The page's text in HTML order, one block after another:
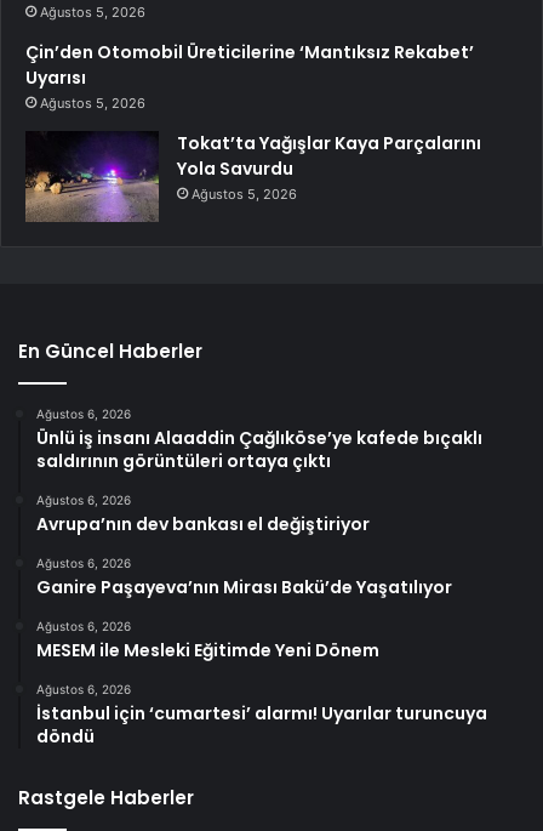
Ağustos 5, 2026
Çin’den Otomobil Üreticilerine ‘Mantıksız Rekabet’
Uyarısı
Ağustos 5, 2026
Tokat’ta Yağışlar Kaya Parçalarını
Yola Savurdu
Ağustos 5, 2026
En Güncel Haberler
Ağustos 6, 2026
Ünlü iş insanı Alaaddin Çağlıköse’ye kafede bıçaklı
saldırının görüntüleri ortaya çıktı
Ağustos 6, 2026
Avrupa’nın dev bankası el değiştiriyor
Ağustos 6, 2026
Ganire Paşayeva’nın Mirası Bakü’de Yaşatılıyor
Ağustos 6, 2026
MESEM ile Mesleki Eğitimde Yeni Dönem
Ağustos 6, 2026
İstanbul için ‘cumartesi’ alarmı! Uyarılar turuncuya
döndü
Rastgele Haberler